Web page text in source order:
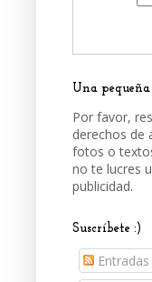
Una
Por favor,
derechos de
fotos o
no te lucres
publicidad.
Suscríbete :)
Entradas